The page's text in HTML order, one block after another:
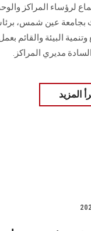
لرؤساء المراكز
بجامعة عين شمس،
وتنمية البيئة والقائم
مديري المراكز.
المزيد